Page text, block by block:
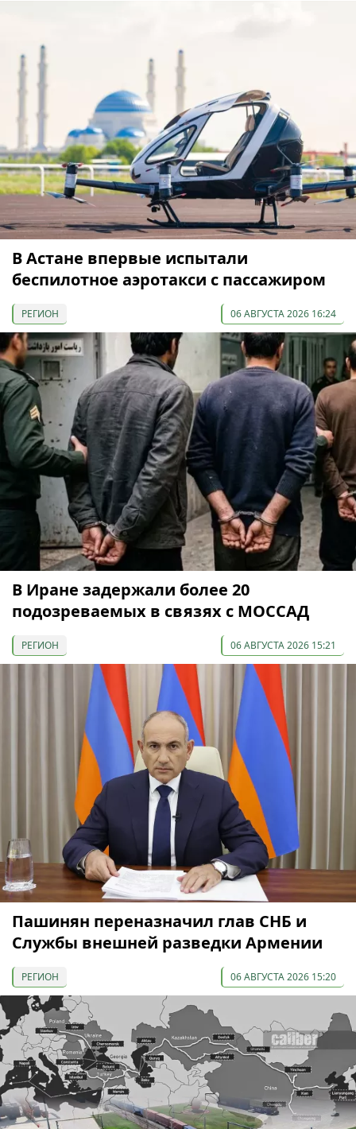
В Астане впервые испытали
беспилотное аэротакси с пассажиром
РЕГИОН 06 АВГУСТА 2026 16:24
В Иране задержали более 20
подозреваемых в связях с МОССАД
РЕГИОН 06 АВГУСТА 2026 15:21
Пашинян переназначил глав СНБ и
Службы внешней разведки Армении
РЕГИОН 06 АВГУСТА 2026 15:20